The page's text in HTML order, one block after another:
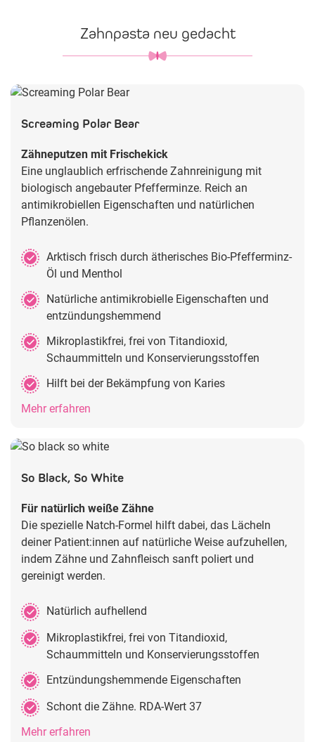
Zahnpasta neu gedacht
Screaming Polar Bear
Zähneputzen mit Frischekick
Eine unglaublich erfrischende Zahnreinigung mit
biologisch angebauter Pfefferminze. Reich an
antimikrobiellen Eigenschaften und natürlichen
Pflanzenölen.
Arktisch frisch durch ätherisches Bio-Pfefferminz-
Öl und Menthol
Natürliche antimikrobielle Eigenschaften und
entzündungshemmend
Mikroplastikfrei, frei von Titandioxid,
Schaummitteln und Konservierungsstoffen
Hilft bei der Bekämpfung von Karies
Mehr erfahren
So Black, So White
Für natürlich weiße Zähne
Die spezielle Natch-Formel hilft dabei, das Lächeln
deiner Patient:innen auf natürliche Weise aufzuhellen,
indem Zähne und Zahnfleisch sanft poliert und
gereinigt werden.
Natürlich aufhellend
Mikroplastikfrei, frei von Titandioxid,
Schaummitteln und Konservierungsstoffen
Entzündungshemmende Eigenschaften
Schont die Zähne. RDA-Wert 37
Mehr erfahren